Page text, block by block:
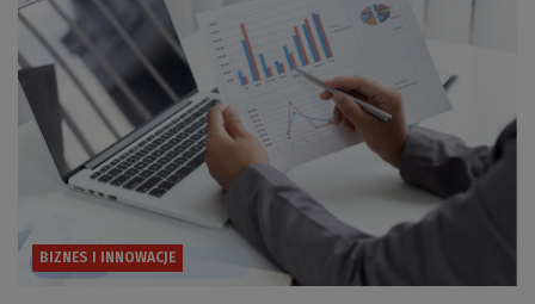
BIZNES I INNOWACJE